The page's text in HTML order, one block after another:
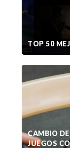
TOP 50
CAMBIO
JUEGOS